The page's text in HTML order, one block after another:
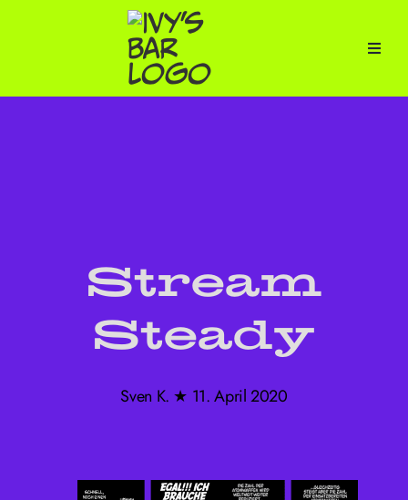
springen
Stream
Steady
Sven K. ★ 11. April 2020